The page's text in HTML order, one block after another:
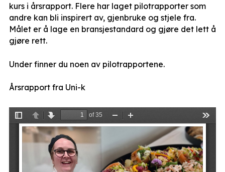
kurs i årsrapport. Flere har laget pilotrapporter som
andre kan bli inspirert av, gjenbruke og stjele fra.
Målet er å lage en bransjestandard og gjøre det lett å
gjøre rett.
Under finner du noen av pilotrapportene.
Årsrapport fra Uni-k